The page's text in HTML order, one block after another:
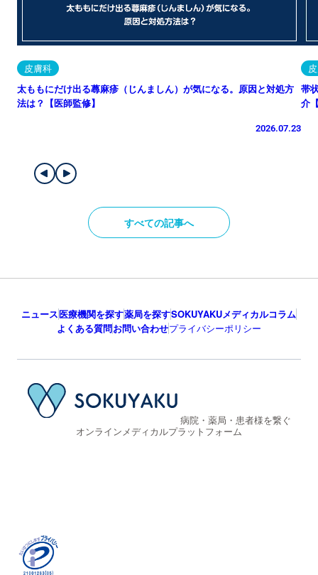
皮膚科
太ももにだけ出る蕁麻疹（じんましん）が気になる。原因と対処方
法は？【医師監修】
2026.07.23
帯
介
すべての記事へ
ニュース医療機関を探す薬局を探すSOKUYAKUメディカルコラム
よくある質問お問い合わせプライバシーポリシー
病院・薬局・患者様を繋ぐ
オンラインメディカルプラットフォーム